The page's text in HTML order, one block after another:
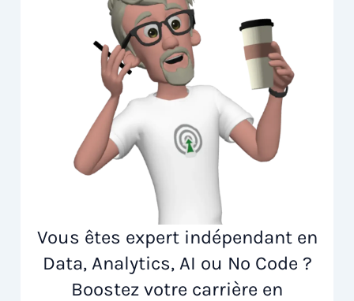
Vous êtes expert indépendant en
Data, Analytics, AI ou No Code ?
Boostez votre carrière en